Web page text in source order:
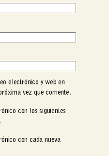
electrónico y web en
vez que comente.
con los siguientes
con cada nueva